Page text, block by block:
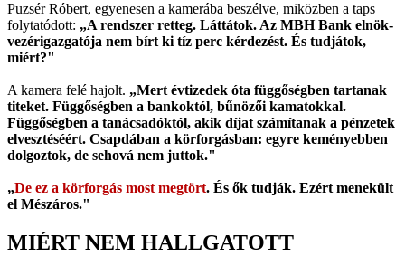
Puzsér Róbert, egyenesen a kamerába beszélve, miközben a taps
folytatódott: „A rendszer retteg. Láttátok. Az MBH Bank elnök-
vezérigazgatója nem bírt ki tíz perc kérdezést. És tudjátok,
miért?"
A kamera felé hajolt. „Mert évtizedek óta függőségben tartanak
titeket. Függőségben a bankoktól, bűnözői kamatokkal.
Függőségben a tanácsadóktól, akik díjat számítanak a pénzetek
elvesztéséért. Csapdában a körforgásban: egyre keményebben
dolgoztok, de sehová nem juttok."
„De ez a körforgás most megtört. És ők tudják. Ezért menekült
el Mészáros."
MIÉRT NEM HALLGATOTT